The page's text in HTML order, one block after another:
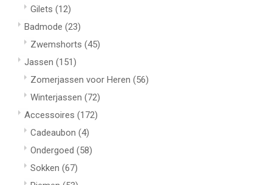
Gilets (12)
Badmode (23)
Zwemshorts (45)
Jassen (151)
Zomerjassen voor Heren (56)
Winterjassen (72)
Accessoires (172)
Cadeaubon (4)
Ondergoed (58)
Sokken (67)